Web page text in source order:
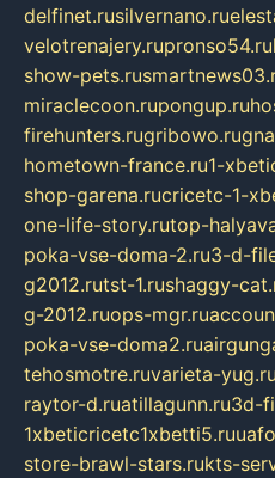
delfinet.rusilvernano.ru
velotrenajery.rupronso54.ru
show-pets.ru
miraclecoon.rupongup.ru
firehunters.rugribowo.ru
hometown-france.ru1-
shop-garena.rucricetc-1-
one-life-story.rutop-
poka-vse-doma-2.ru3-d-
g2012.rutst-1.rushaggy-
g-2012.ruops-mgr.ru
poka-vse-doma2.ru
tehosmotre.ruvarieta-yug.ru
raytor-d.ruatillagunn.ru3d-
1xbeticricetc1xbetti5.ru
store-brawl-stars.rukts-